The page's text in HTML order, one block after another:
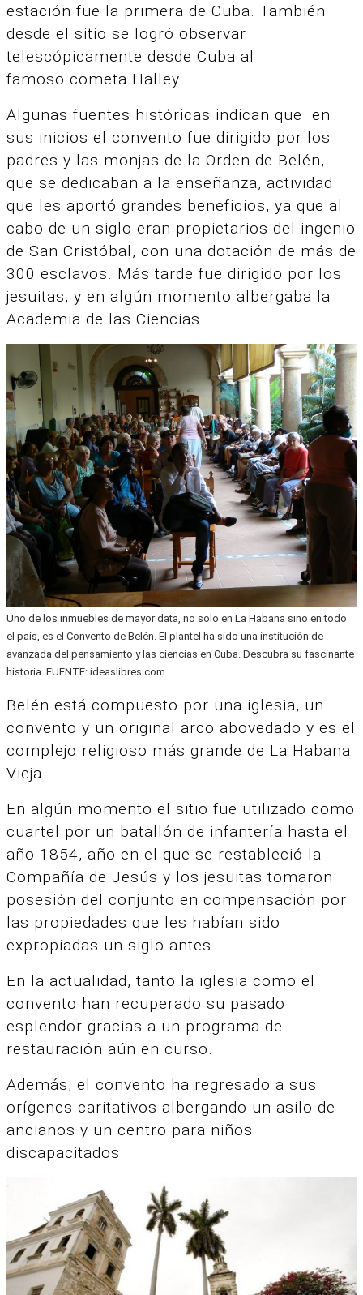
estación fue la primera de Cuba. También
desde el sitio se logró observar
telescópicamente desde Cuba al
famoso cometa Halley.
Algunas fuentes históricas indican que en
sus inicios el convento fue dirigido por los
padres y las monjas de la Orden de Belén,
que se dedicaban a la enseñanza, actividad
que les aportó grandes beneficios, ya que al
cabo de un siglo eran propietarios del ingenio
de San Cristóbal, con una dotación de más de
300 esclavos. Más tarde fue dirigido por los
jesuitas, y en algún momento albergaba la
Academia de las Ciencias.
Uno de los inmuebles de mayor data, no solo en La Habana sino en todo
el país, es el Convento de Belén. El plantel ha sido una institución de
avanzada del pensamiento y las ciencias en Cuba. Descubra su fascinante
historia. FUENTE: ideaslibres.com
Belén está compuesto por una iglesia, un
convento y un original arco abovedado y es el
complejo religioso más grande de La Habana
Vieja.
En algún momento el sitio fue utilizado como
cuartel por un batallón de infantería hasta el
año 1854, año en el que se restableció la
Compañía de Jesús y los jesuitas tomaron
posesión del conjunto en compensación por
las propiedades que les habían sido
expropiadas un siglo antes.
En la actualidad, tanto la iglesia como el
convento han recuperado su pasado
esplendor gracias a un programa de
restauración aún en curso.
Además, el convento ha regresado a sus
orígenes caritativos albergando un asilo de
ancianos y un centro para niños
discapacitados.